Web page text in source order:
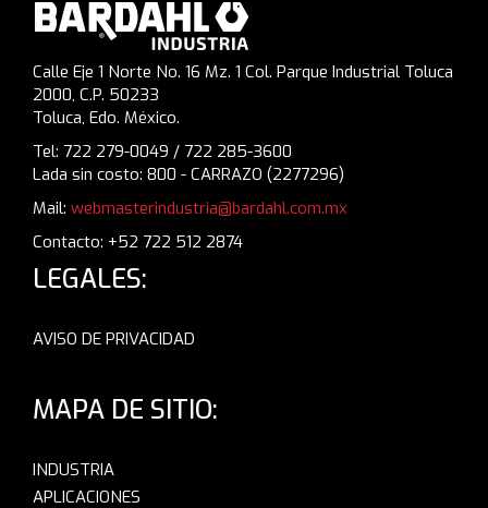
Calle Eje 1 Norte No. 16 Mz. 1 Col. Parque Industrial Toluca
2000, C.P. 50233
Toluca, Edo. México.
Tel: 722 279-0049 / 722 285-3600
Lada sin costo: 800 - CARRAZO (2277296)
Mail: webmasterindustria@bardahl.com.mx
Contacto: +52 722 512 2874
LEGALES:
AVISO DE PRIVACIDAD
MAPA DE SITIO:
INDUSTRIA
APLICACIONES